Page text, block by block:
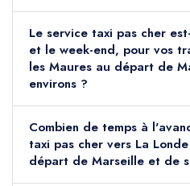
Le service taxi pas cher
et le week-end, pour vos
les Maures au départ de
environs ?
Combien de temps à
taxi pas cher vers La
départ de Marseille et de